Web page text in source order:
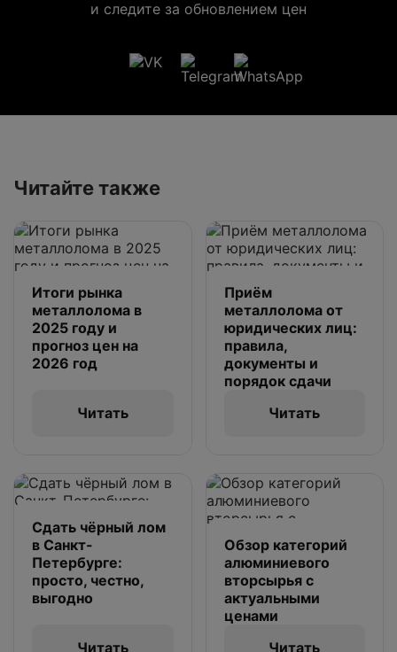
и следите за обновлением цен
Читайте также
Итоги рынка
металлолома в
2025 году и
прогноз цен на
2026 год
Читать
Приём
металлолома от
юридических лиц:
правила,
документы и
порядок сдачи
Читать
Сдать чёрный лом
в Санкт-
Петербурге:
просто, честно,
выгодно
Читать
Обзор категорий
алюминиевого
вторсырья с
актуальными
ценами
Читать